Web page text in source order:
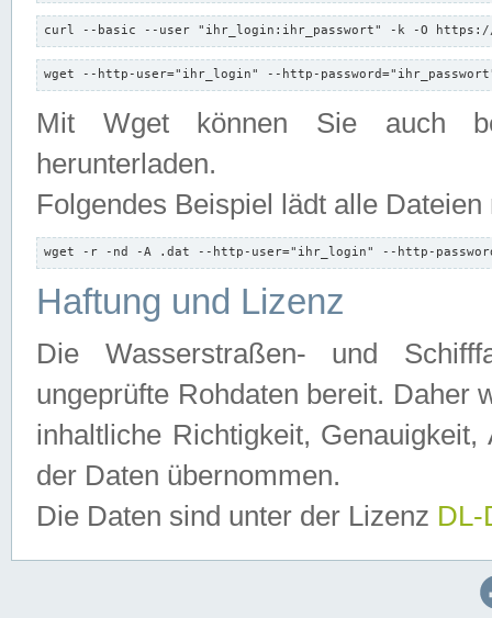
curl --basic --user "ihr_login:ihr_passwort" -k -O https://
wget --http-user="ihr_login" --http-
Mit Wget können Sie auch
herunterladen.
Folgendes Beispiel lädt alle
wget -r -nd -A .dat --http-user="ihr_login" --http-
Haftung und Lizenz
Die Wasserstraßen- und
ungeprüfte Rohdaten bereit. Daher
inhaltliche Richtigkeit,
der Daten übernommen.
Die Daten sind unter der Lizenz